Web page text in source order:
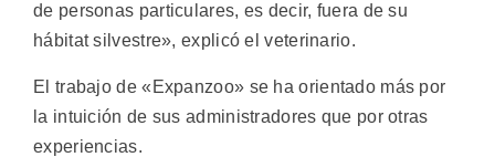
de personas particulares, es decir, fuera de su
hábitat silvestre», explicó el veterinario.
El trabajo de «Expanzoo» se ha orientado más por
la intuición de sus administradores que por otras
experiencias.